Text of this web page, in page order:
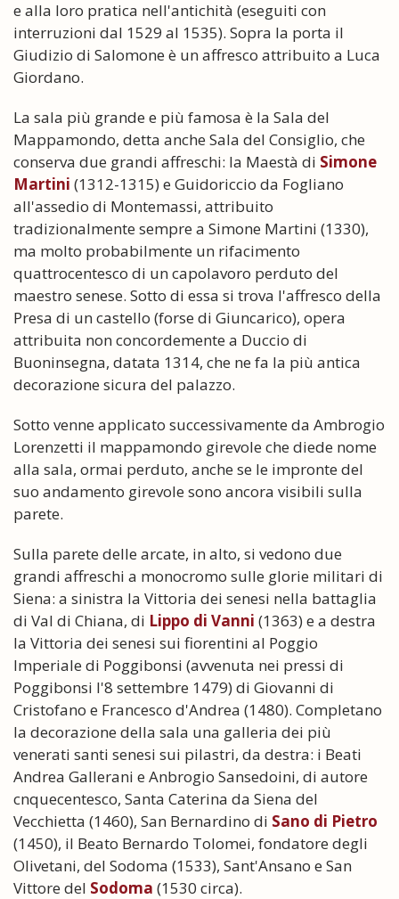
e alla loro pratica nell'antichità (eseguiti con
interruzioni dal 1529 al 1535). Sopra la porta il
Giudizio di Salomone è un affresco attribuito a Luca
Giordano.
La sala più grande e più famosa è la Sala del
Mappamondo, detta anche Sala del Consiglio, che
conserva due grandi affreschi: la Maestà di Simone
Martini (1312-1315) e Guidoriccio da Fogliano
all'assedio di Montemassi, attribuito
tradizionalmente sempre a Simone Martini (1330),
ma molto probabilmente un rifacimento
quattrocentesco di un capolavoro perduto del
maestro senese. Sotto di essa si trova l'affresco della
Presa di un castello (forse di Giuncarico), opera
attribuita non concordemente a Duccio di
Buoninsegna, datata 1314, che ne fa la più antica
decorazione sicura del palazzo.
Sotto venne applicato successivamente da Ambrogio
Lorenzetti il mappamondo girevole che diede nome
alla sala, ormai perduto, anche se le impronte del
suo andamento girevole sono ancora visibili sulla
parete.
Sulla parete delle arcate, in alto, si vedono due
grandi affreschi a monocromo sulle glorie militari di
Siena: a sinistra la Vittoria dei senesi nella battaglia
di Val di Chiana, di Lippo di Vanni (1363) e a destra
la Vittoria dei senesi sui fiorentini al Poggio
Imperiale di Poggibonsi (avvenuta nei pressi di
Poggibonsi l'8 settembre 1479) di Giovanni di
Cristofano e Francesco d'Andrea (1480). Completano
la decorazione della sala una galleria dei più
venerati santi senesi sui pilastri, da destra: i Beati
Andrea Gallerani e Anbrogio Sansedoini, di autore
cnquecentesco, Santa Caterina da Siena del
Vecchietta (1460), San Bernardino di Sano di Pietro
(1450), il Beato Bernardo Tolomei, fondatore degli
Olivetani, del Sodoma (1533), Sant'Ansano e San
Vittore del Sodoma (1530 circa).